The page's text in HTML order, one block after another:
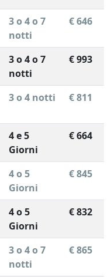
3 o 4 o 7
notti
€ 646
3 o 4 o 7
notti
€ 993
3 o 4 notti € 811
4 e 5
Giorni
€ 664
4 o 5
Giorni
€ 845
4 o 5
Giorni
€ 832
3 o 4 o 7
notti
€ 865